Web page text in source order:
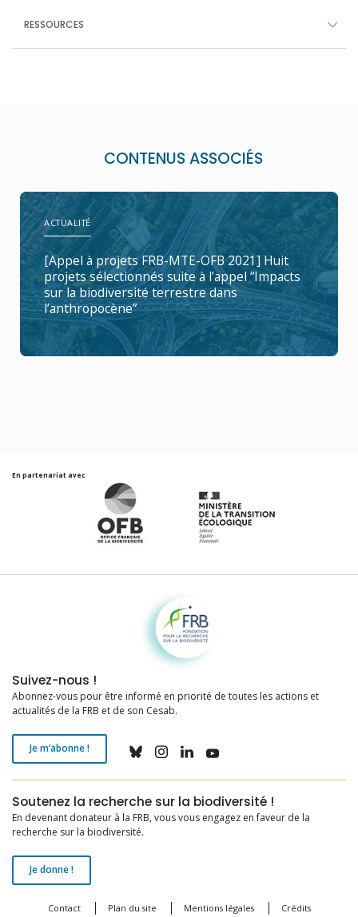
RESSOURCES
CONTENUS ASSOCIÉS
ACTUALITÉ
[Appel à projets FRB-MTE-OFB 2021] Huit
projets sélectionnés suite à l’appel “Impacts
sur la biodiversité terrestre dans
l’anthropocène”
En partenariat avec
Fondation pour la recherche sur la biodiversité
Suivez-nous !
Abonnez-vous pour être informé en priorité de toutes les actions et
actualités de la FRB et de son Cesab.
Je m’abonne !
Soutenez la recherche sur la biodiversité !
En devenant donateur à la FRB, vous vous engagez en faveur de la
recherche sur la biodiversité.
Je donne !
Contact Plan du site Mentions légales Crédits